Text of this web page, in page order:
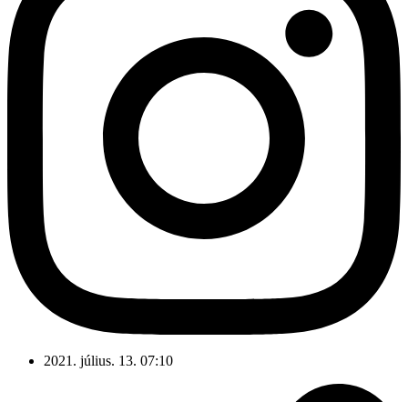
2021. július. 13. 07:10